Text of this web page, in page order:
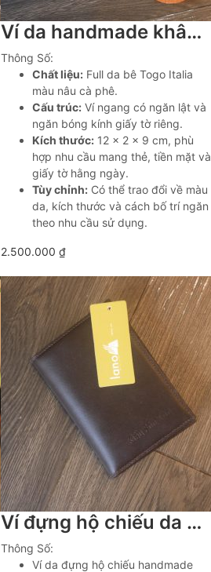
Ví da handmade khâu tay thủ công có ngăn lật Lano VDNTK038
Thông Số:
Chất liệu: Full da bê Togo Italia
màu nâu cà phê.
Cấu trúc: Ví ngang có ngăn lật và
ngăn bóng kính giấy tờ riêng.
Kích thước: 12 × 2 × 9 cm, phù
hợp nhu cầu mang thẻ, tiền mặt và
giấy tờ hằng ngày.
Tùy chỉnh: Có thể trao đổi về màu
da, kích thước và cách bố trí ngăn
theo nhu cầu sử dụng.
2.500.000 ₫
Ví đựng hộ chiếu da Nappa Italia khâu tay Lano VDP03
Thông Số:
Ví da đựng hộ chiếu handmade